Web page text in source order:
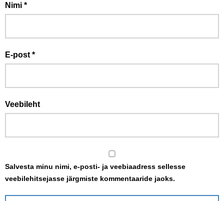
Nimi *
E-post *
Veebileht
Salvesta minu nimi, e-posti- ja veebiaadress sellesse
veebilehitsejasse järgmiste kommentaaride jaoks.